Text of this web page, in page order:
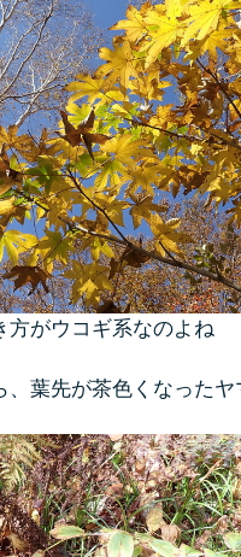
方がウコギ系なのよね
、葉先が茶色くなった